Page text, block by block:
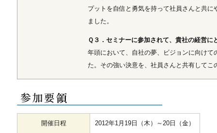
プットを自信と勇気を持って社員さんと共
ました。
Ｑ３．セミナーに参加されて、貴社の経営
年頭において、自社の夢、ビジョンに向けて
た。その強い決意を、社員さんと共有してこ
開催日程 2012年1月19日（木）～20日（金）